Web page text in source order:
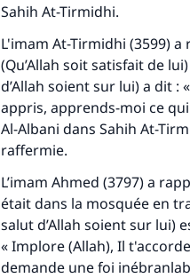
Sahih At-Tirmidhi.
L'imam At-Tirmidhi (3599)
(Qu’Allah soit satisfait de
d’Allah soient sur lui) a dit :
appris, apprends-moi ce
Al-Albani dans Sahih At-
raffermie.
L’imam Ahmed (3797) a
était dans la mosquée en
salut d’Allah soient sur lui)
« Implore (Allah), Il
demande une foi